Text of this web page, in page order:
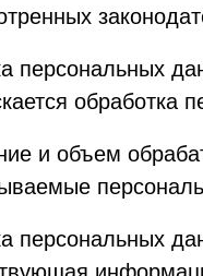
персональных
обработка
и объем
персональных